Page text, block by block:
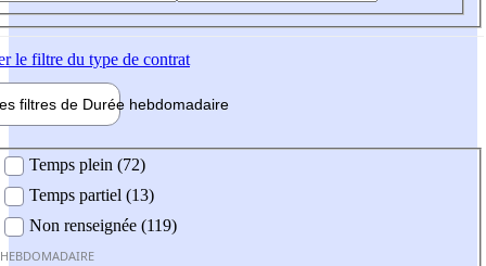
le filtre du type de contrat
filtres de Durée hebdomadaire
Temps plein (72)
Temps partiel (13)
Non renseignée (119)